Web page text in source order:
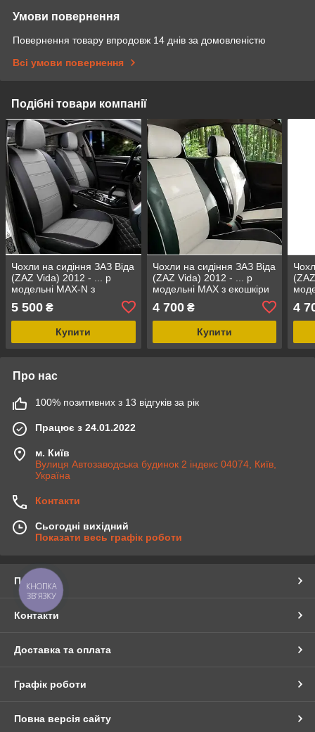
Умови повернення
Повернення товару впродовж 14 днів за домовленістю
Всі умови повернення
Подібні товари компанії
Чохли на сидіння ЗАЗ Віда
(ZAZ Vida) 2012 - ... р
модельні MAX-N з
графіт
5 500 ₴
Купити
Чохли на сидіння ЗАЗ Віда
(ZAZ Vida) 2012 - ... р
модельні MAX з екошкіри
4 700₴
Купити
4
Про нас
100% позитивних з 13 відгуків за рік
Працює з 24.01.2022
м. Київ
Вулиця Автозаводська будинок 2 індекс 04074, Київ,
Україна
Контакти
Сьогодні вихідний
Показати весь графік роботи
Про нас
Контакти
Доставка та оплата
Графік роботи
Повна версія сайту
КНОПКА
ЗВ'ЯЗКУ